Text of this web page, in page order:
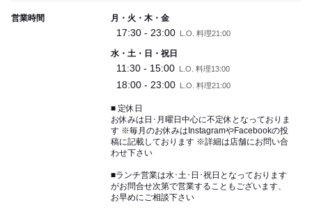
営業時間 月・火・木・金
17:30 - 23:00 L.O. 料理21:00
水・土・日・祝日
11:30 - 15:00 L.O. 料理13:00
18:00 - 23:00 L.O. 料理21:00
■ 定休日
お休みは日･月曜日中心に不定休となっておりま
す ※毎月のお休みはInstagramやFacebookの投
稿に記載しております ※詳細は店舗にお問い合
わせ下さい
■ランチ営業は水･土･日･祝日となっております
がお問合せ次第で営業することもございます、
お早めにご相談下さい